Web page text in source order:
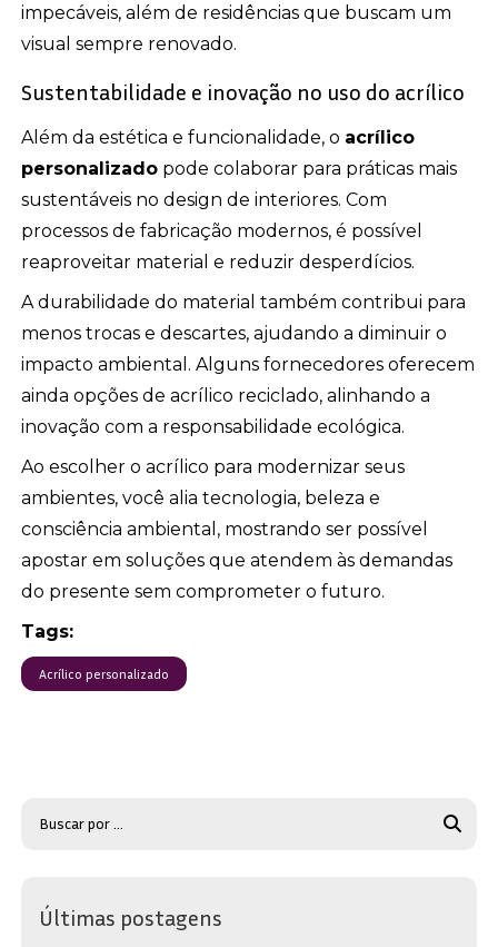
impecáveis, além de residências que buscam um
visual sempre renovado.
Sustentabilidade e inovação no uso do acrílico
Além da estética e funcionalidade, o acrílico
personalizado pode colaborar para práticas mais
sustentáveis no design de interiores. Com
processos de fabricação modernos, é possível
reaproveitar material e reduzir desperdícios.
A durabilidade do material também contribui para
menos trocas e descartes, ajudando a diminuir o
impacto ambiental. Alguns fornecedores oferecem
ainda opções de acrílico reciclado, alinhando a
inovação com a responsabilidade ecológica.
Ao escolher o acrílico para modernizar seus
ambientes, você alia tecnologia, beleza e
consciência ambiental, mostrando ser possível
apostar em soluções que atendem às demandas
do presente sem comprometer o futuro.
Tags:
Acrílico personalizado
Últimas postagens